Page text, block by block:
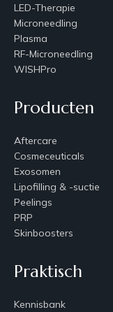
LED-Therapie
Microneedling
Plasma
RF-Microneedling
WISHPro
Producten
Aftercare
Cosmeceuticals
Exosomen
Lipofilling & -suctie
Peelings
PRP
Skinboosters
Praktisch
Kennisbank